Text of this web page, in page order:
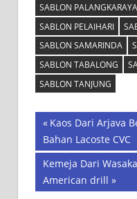
SABLON PALANGKARAYA
SABLON PELAIHARI
SABLON SAMARINDA
SABLON TABALONG
SABLON TANJUNG
Post
navigation
Previous
Post:
Kaos Dari Arjava
Bahan Lacoste CVC
Next
Post:
Kemeja Dari
American drill